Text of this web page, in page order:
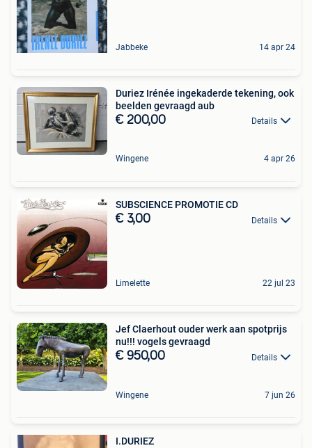
Jabbeke 14 apr 24
Duriez Irénée ingekaderde tekening, ook
beelden gevraagd aub
€ 200,00 Details
Wingene 4 apr 26
SUBSCIENCE PROMOTIE CD
€ 3,00 Details
Limelette 22 jul 23
Jef Claerhout ouder werk aan spotprijs
nu!!! vogels gevraagd
€ 950,00 Details
Wingene 7 jun 26
I.DURIEZ